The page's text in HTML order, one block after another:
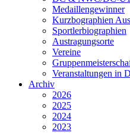
Medaillengewinner
Kurzbographien
Sportlerbiographien
Austragungsorte
Vereine
Veranstaltungen in
Archiv
2026
2025
2024
2023